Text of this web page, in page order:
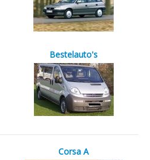
Bestelauto's
Corsa A